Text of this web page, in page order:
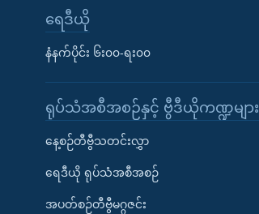
ရေဒီယို
နံနက်ပိုင်း ၆း၀၀-ရး၀၀
ရုပ်သံအစီအစဉ်နှင့် ဗွီဒီယိုကဏ္ဍများ
နေ့စဉ်တီဗွီသတင်းလွှာ
ရေဒီယို ရုပ်သံအစီအစဉ်
အပတ်စဉ်တီဗွီမဂ္ဂဇင်း